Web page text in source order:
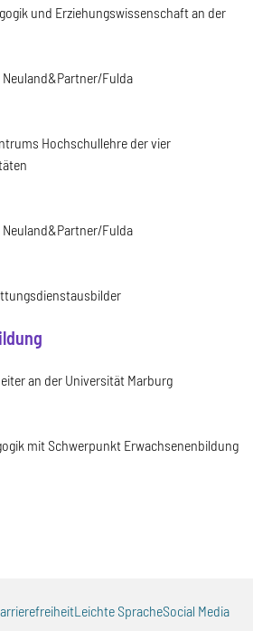
und Erziehungswissenschaft an der
Fulda
Hochschullehre der vier
Fulda
an der Universität Marburg
mit Schwerpunkt Erwachsenenbildung
Leichte SpracheSocial Media